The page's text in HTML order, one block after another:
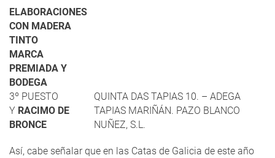
ELABORACIONES
CON MADERA
TINTO
MARCA
PREMIADA Y
BODEGA
3º PUESTO
Y RACIMO DE
BRONCE
QUINTA DAS TAPIAS 10. – ADEGA
TAPIAS MARIÑÁN. PAZO BLANCO
NUÑEZ, S.L.
Así, cabe señalar que en las Catas de Galicia de este año